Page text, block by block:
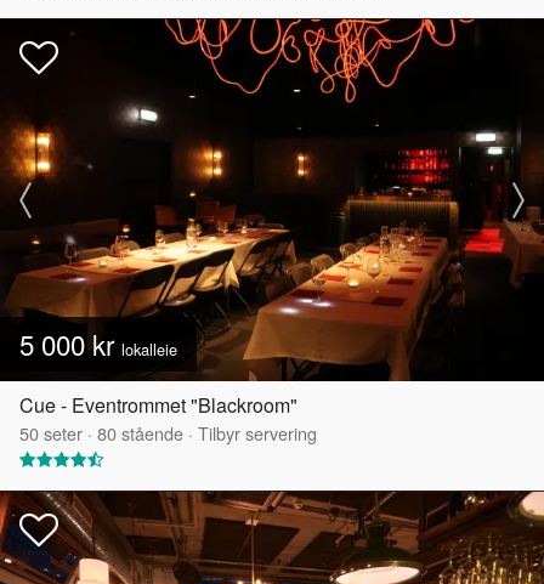
5 000 kr lokalleie
Cue - Eventrommet "Blackroom"
50seter · 80stående · Tilbyr servering